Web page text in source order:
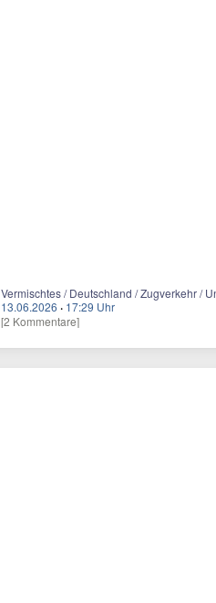
Vermischtes / Deutschland / Zugverkehr /
13.06.2026 · 17:29 Uhr
[2 Kommentare]